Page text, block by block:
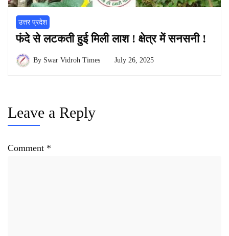
उत्तर प्रदेश
फंदे से लटकती हुई मिली लाश ! क्षेत्र में सनसनी !
By Swar Vidroh Times July 26, 2025
Leave a Reply
Comment *